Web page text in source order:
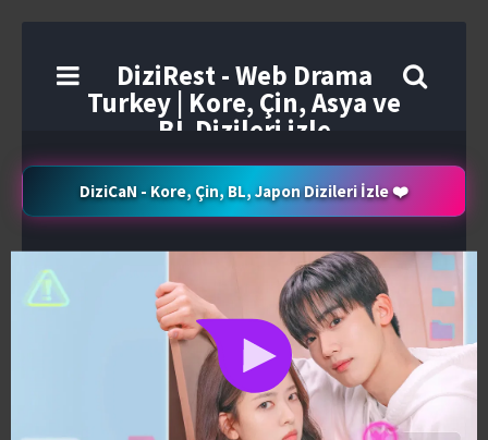
DiziRest - Web Drama
Turkey | Kore, Çin, Asya ve
BL Dizileri izle
DiziCaN - Kore, Çin, BL, Japon Dizileri İzle ❤️